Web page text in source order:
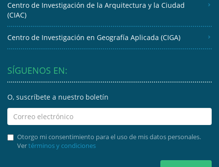
Centro de Investigación de la Arquitectura y la Ciudad
(CIAC)
Centro de Investigación en Geografía Aplicada (CIGA)
SÍGUENOS EN:
O, suscríbete a nuestro boletín
Otorgo mi consentimiento para el uso de mis datos personales.
Vertérminos y condiciones